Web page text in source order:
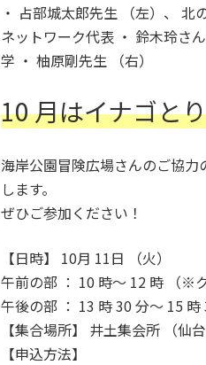
・ 占部城太郎先生 （左）、 北
ネットワーク代表 ・ 鈴木玲さ
学 ・ 柚原剛先生 （右）
10 月はイナゴと
海岸公園冒険広場さんのご協
します。
ぜひご参加ください！
【日時】 10月 11日 （火）
午前の部 ： 10 時～ 12 時 （※
午後の部 ： 13 時 30 分～ 15 時
【集合場所】 井土集会所 （仙
【申込方法】